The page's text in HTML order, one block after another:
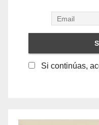
Si continúas,